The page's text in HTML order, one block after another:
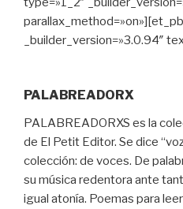
_builder_version=»3.0.94″
PALABREADORX
PALABREADORXS es la
de El Petit Editor. Se dice
colección: de voces. De
su música redentora ante
igual atonía. Poemas para